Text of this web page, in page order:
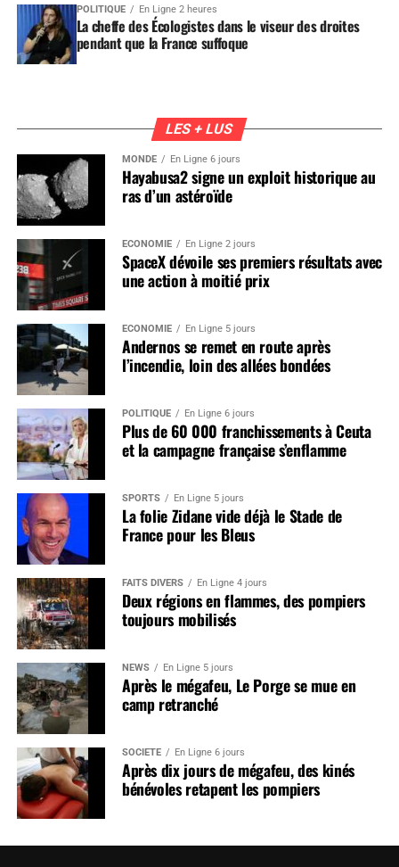
POLITIQUE En Ligne 2 heures
La cheffe des Écologistes dans le viseur des droites
pendant que la France suffoque
LES + LUS
MONDE En Ligne 6 jours
Hayabusa2 signe un exploit historique au
ras d’un astéroïde
ÉCONOMIE En Ligne 2 jours
SpaceX dévoile ses premiers résultats avec
une action à moitié prix
ÉCONOMIE En Ligne 5 jours
Andernos se remet en route après
l’incendie, loin des allées bondées
POLITIQUE En Ligne 6 jours
Plus de 60 000 franchissements à Ceuta
et la campagne française s’enflamme
SPORTS En Ligne 5 jours
La folie Zidane vide déjà le Stade de
France pour les Bleus
FAITS DIVERS En Ligne 4 jours
Deux régions en flammes, des pompiers
toujours mobilisés
NEWS En Ligne 5 jours
Après le mégafeu, Le Porge se mue en
camp retranché
SOCIÉTÉ En Ligne 6 jours
Après dix jours de mégafeu, des kinés
bénévoles retapent les pompiers